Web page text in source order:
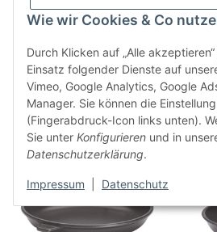
Wie wir Cookies & Co
Durch Klicken auf „Alle
Einsatz folgender Dienste auf
Vimeo, Google Analytics, Google
Manager. Sie können die
(Fingerabdruck-Icon links unten).
Sie unter Konfigurieren und in
Datenschutzerklärung.
Impressum Datenschutz
80,03 €*